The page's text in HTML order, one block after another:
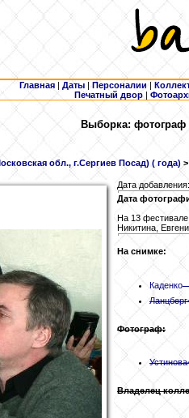
Главная | Даты | Персоналии |
Печатный двор |
Выборка: фотограф
обл., г.Сергиев Посад) ( года)
Дата
Дата
На 13
Никитина,
На снимке:
Каденко
Ланцберг
Фотограф:
Устинова
Владелец